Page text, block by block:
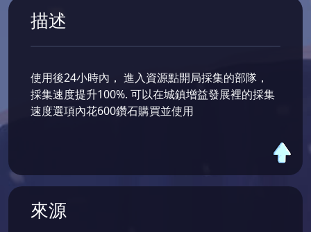
描述
使用後24小時內， 進入資源點開局採集的部隊，
採集速度提升100%. 可以在城鎮增益發展裡的採集
速度選項內花600鑽石購買並使用
來源